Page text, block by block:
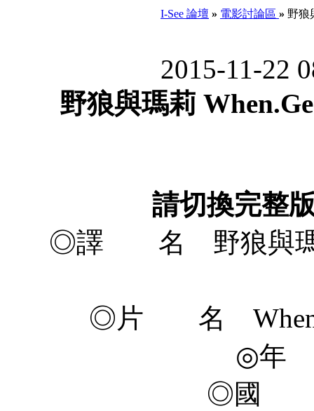
I-See 論壇 » 電影討論區 » 野狼
2015-11-22
野狼與瑪莉
請切換完整
◎譯 名 野狼與瑪
◎片 名 When
◎年
◎國